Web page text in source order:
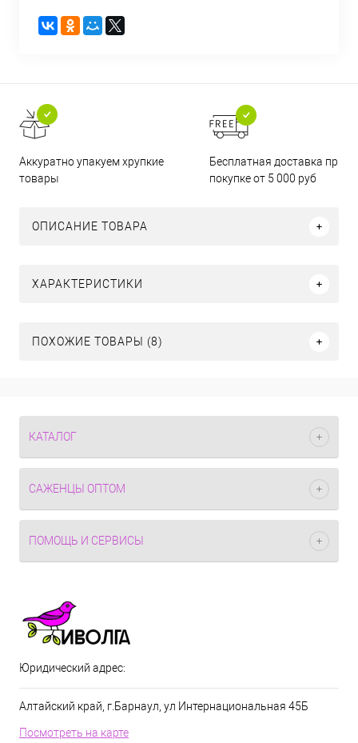
Аккуратно упакуем хрупкие
товары
Бесплатная доставка при
покупке от 5 000 руб
ОПИСАНИЕ ТОВАРА
ХАРАКТЕРИСТИКИ
ПОХОЖИЕ ТОВАРЫ (8)
КАТАЛОГ
САЖЕНЦЫ ОПТОМ
ПОМОЩЬ И СЕРВИСЫ
Юридический адрес:
Алтайский край, г.Барнаул, ул Интернациональная 45Б
Посмотреть на карте